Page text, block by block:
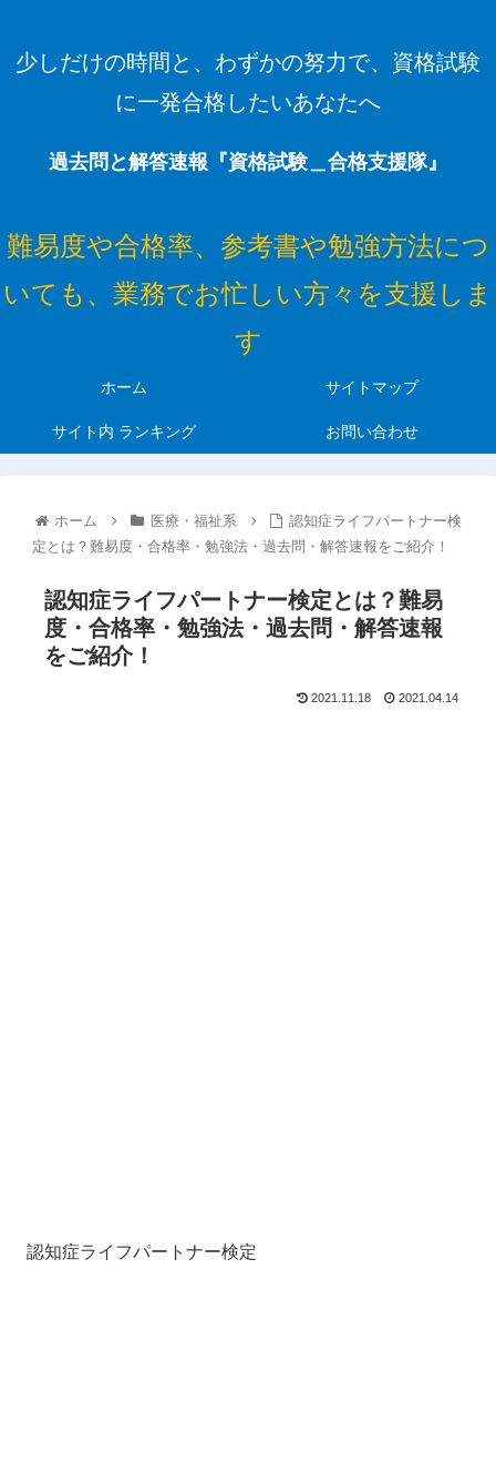
少しだけの時間と、わずかの努力で、資格試験
に一発合格したいあなたへ
過去問と解答速報『資格試験＿合格支援隊』
難易度や合格率、参考書や勉強方法につ
いても、業務でお忙しい方々を支援しま
す
ホーム サイトマップ
サイト内 ランキング お問い合わせ
ホーム 医療・福祉系
認知症ライフパートナー検
定とは？難易度・合格率・勉強法・過去問・解答速報をご紹介！
認知症ライフパートナー検定とは？難易
度・合格率・勉強法・過去問・解答速報
をご紹介！
2021.11.18 2021.04.14
認知症ライフパートナー検定